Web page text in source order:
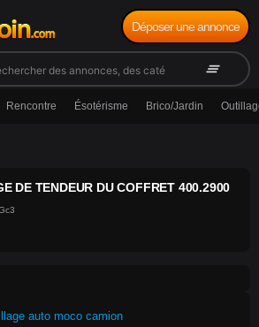
clear_all
Déposer une annonce
Rencontre Ésotérisme Brico/Jardin
DE TENDEUR DU COFFRET 400.2900
auto moco camion